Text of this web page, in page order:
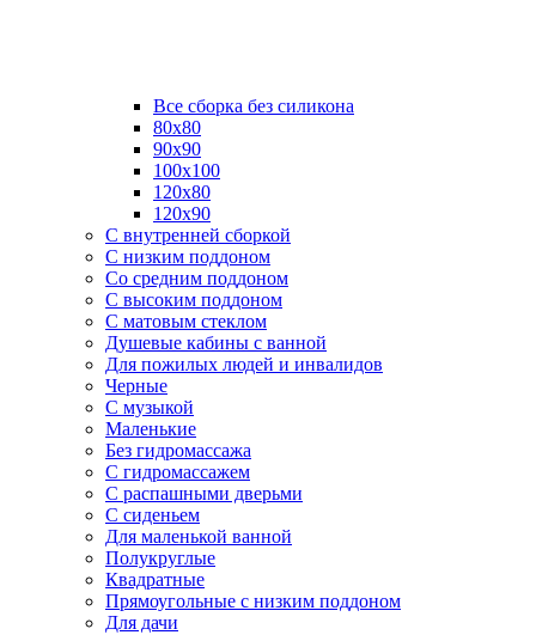
Все сборка без силикона
80х80
90х90
100х100
120х80
120х90
С внутренней сборкой
C низким поддоном
Со средним поддоном
С высоким поддоном
С матовым стеклом
Душевые кабины с ванной
Для пожилых людей и инвалидов
Черные
С музыкой
Маленькие
Без гидромассажа
С гидромассажем
С распашными дверьми
С сиденьем
Для маленькой ванной
Полукруглые
Квадратные
Прямоугольные с низким поддоном
Для дачи